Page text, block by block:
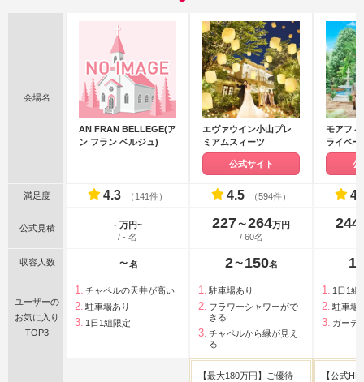
会場名
AN FRAN BELLEGE(ア
ン フラン ベルジュ)
エヴァウイン小山プレ
ミアムスィーツ
公式サイト
モアフィ
ライベ
公
満足度 4.3 （141件） 4.5 （594件）
公式見積
- 万円~
/ - 名
227〜264万円
/ 60名
244
収容人数 〜 名 2 〜 150名 1
ユーザーの
お気に入り
TOP3
チャペルの天井が高い
駐車場あり
1日1組限定
駐車場あり
フラワーシャワーがで
きる
チャペルから緑が見え
る
1日1組
駐車場
ガーデ
【最大180万円】ご優待
【公式